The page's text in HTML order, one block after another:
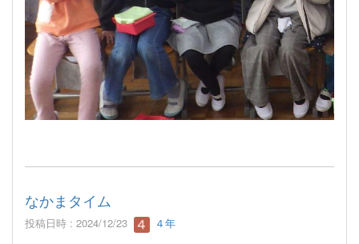
なかまタイム
投稿日時 : 2024/12/23 ４年